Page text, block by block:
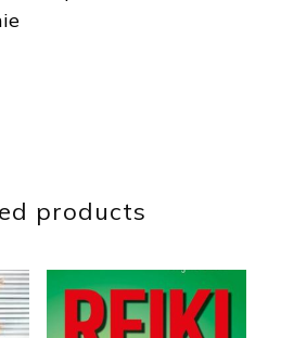
products